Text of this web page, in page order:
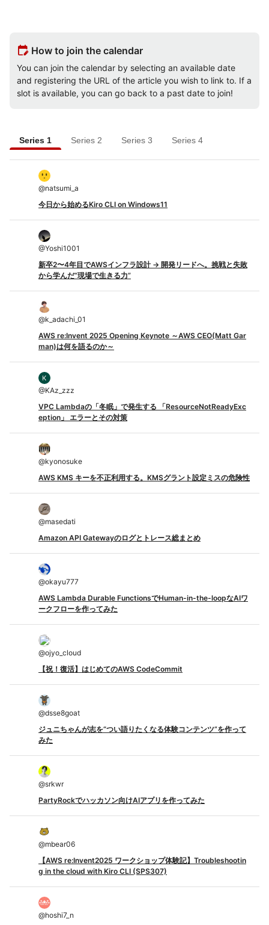
edit_calendar How to join the calendar
You can join the calendar by selecting an available date
and registering the URL of the article you wish to link to. If a
slot is available, you can go back to a past date to join!
Series 1 Series 2 Series 3 Series 4
@natsumi_a
今日から始めるKiro CLI on Windows11
@Yoshi1001
新卒2〜4年目でAWSインフラ設計 → 開発リードへ。挑戦と失敗
から学んだ“現場で生きる力”
@k_adachi_01
AWS re:Invent 2025 Opening Keynote ～AWS CEO(Matt Gar
man)は何を語るのか～
@KAz_zzz
VPC Lambdaの「冬眠」で発生する 「ResourceNotReadyExc
eption」 エラーとその対策
@kyonosuke
AWS KMS キーを不正利用する。KMSグラント設定ミスの危険性
@masedati
Amazon API Gatewayのログとトレース総まとめ
@okayu777
AWS Lambda Durable FunctionsでHuman-in-the-loopなAIワ
ークフローを作ってみた
@ojyo_cloud
【祝！復活】はじめてのAWS CodeCommit
@dsse8goat
ジュニちゃんが志を“つい語りたくなる体験コンテンツ”を作って
みた
@srkwr
PartyRockでハッカソン向けAIアプリを作ってみた
@mbear06
【AWS re:Invent2025 ワークショップ体験記】Troubleshootin
g in the cloud with Kiro CLI (SPS307)
@hoshi7_n